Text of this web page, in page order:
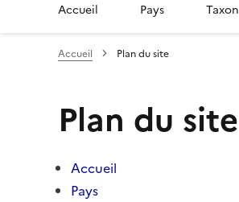
Accueil Pays Taxon
Accueil Plan du site
Plan du site
Accueil
Pays